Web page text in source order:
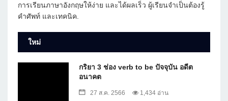
การเรียนภาษาอังกฤษให้ง่าย และได้ผลเร็ว ผู้เรียนจำเป็นต้องรู้
คำศัพท์ และเทคนิค.
ใหม่
กริยา 3 ช่อง verb to be ปัจจุบัน อดีต
อนาคต
27 ส.ค. 2566 1,434 อ่าน